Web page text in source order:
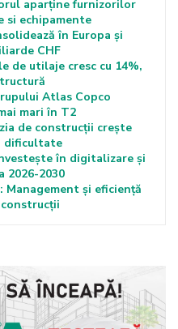
aparține furnizorilor
si echipamente
în Europa și
CHF
de utilaje cresc cu 14%,
Atlas Copco
mari în T2
de construcții crește
dificultate
în digitalizare și
2026-2030
Management și eficiență